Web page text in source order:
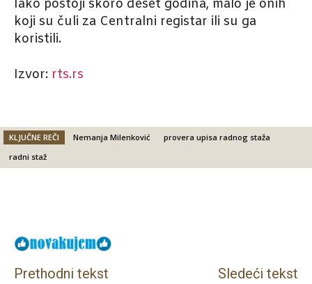
Iako postoji skoro deset godina, malo je onih
koji su čuli za Centralni registar ili su ga
koristili.
Izvor: rts.rs
KLJUČNE REČI Nemanja Milenković
provera upisa radnog staža
radni staž
Prethodni tekst Sledeći tekst